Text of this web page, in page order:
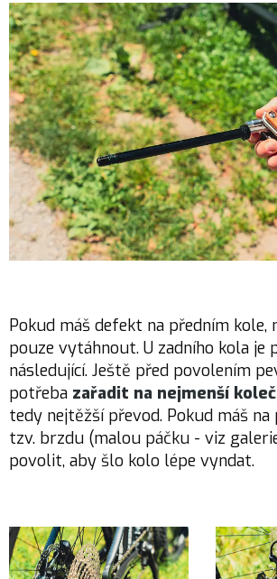
Pokud máš defekt na předním kole,
pouze vytáhnout. U zadního kola je
následující. Ještě před povolením
potřeba zařadit na nejmenší
tedy nejtěžší převod. Pokud máš na
tzv. brzdu (malou páčku - viz
povolit, aby šlo kolo lépe vyndat.